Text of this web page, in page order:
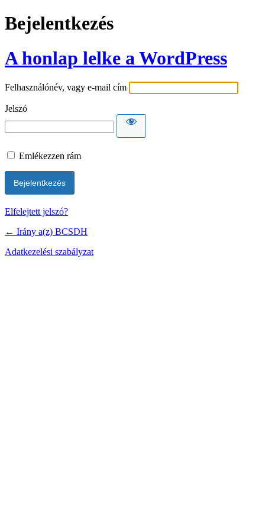
Bejelentkezés
A honlap lelke a WordPress
Felhasználónév, vagy e-mail cím
Jelszó
Emlékezzen rám
Elfelejtett jelszó?
← Irány a(z) BCSDH
Adatkezelési szabályzat